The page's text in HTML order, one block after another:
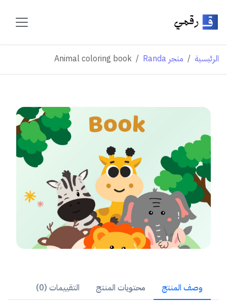
الرئيسية متجر Randa Animal coloring book
وصف المنتج محتويات المنتج التقييمات (0)